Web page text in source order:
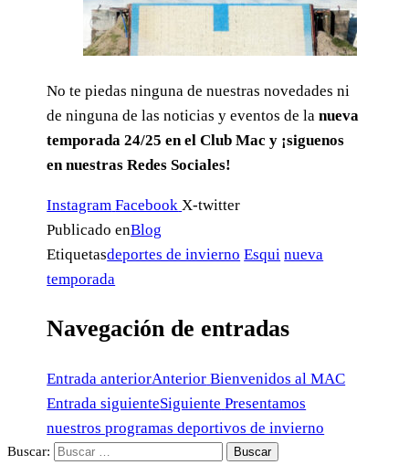
No te piedas ninguna de nuestras novedades ni
de ninguna de las noticias y eventos de lanueva
temporada 24/25 en el Club Mac y ¡siguenos
en nuestras Redes Sociales!
Instagram Facebook X-twitter
Publicado enBlog
Etiquetasdeportes de invierno Esqui nueva
temporada
Navegación de entradas
Entrada anteriorAnterior Bienvenidos al MAC
Entrada siguienteSiguiente Presentamos
nuestros programas deportivos de invierno
Buscar: